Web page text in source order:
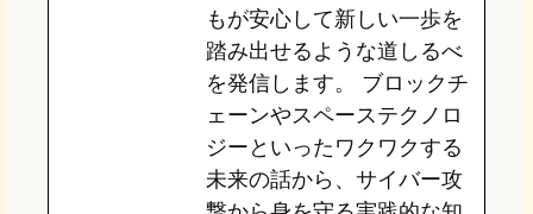
もが安心して新しい一歩を
踏み出せるような道しるべ
を発信します。 ブロックチ
ェーンやスペーステクノロ
ジーといったワクワクする
未来の話から、サイバー攻